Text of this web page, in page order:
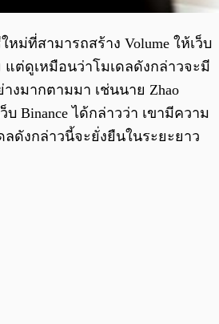
หม่ที่สามารถสร้าง Volume ให้เว็บ
แต่ดูเหมือนว่าโมเดลดังกล่าวจะมี
งมากตามมา เช่นนาย Zhao
ว็บ Binance ได้กล่าวว่า เขามีความ
ลดังกล่าวนี้จะยั่งยืนในระยะยาว